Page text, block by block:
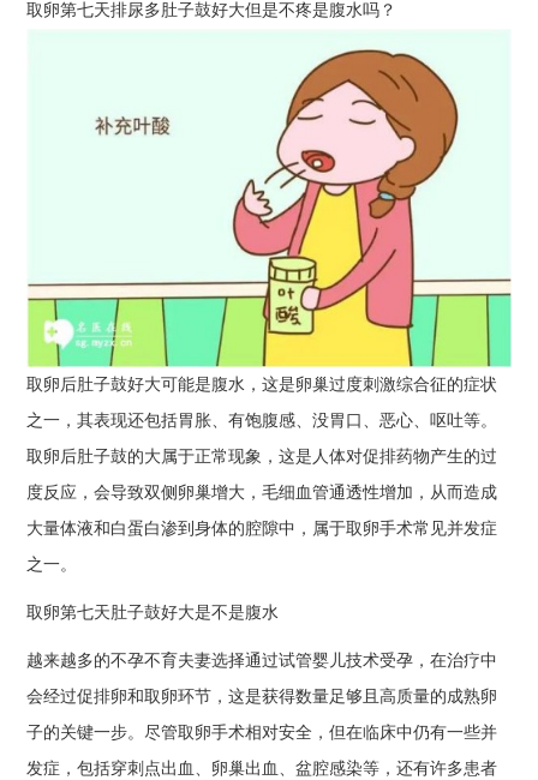
取卵第七天排尿多肚子鼓好大但是不疼是腹水吗？
取卵后肚子鼓好大可能是腹水，这是卵巢过度刺激综合征的症状
之一，其表现还包括胃胀、有饱腹感、没胃口、恶心、呕吐等。
取卵后肚子鼓的大属于正常现象，这是人体对促排药物产生的过
度反应，会导致双侧卵巢增大，毛细血管通透性增加，从而造成
大量体液和白蛋白渗到身体的腔隙中，属于取卵手术常见并发症
之一。
取卵第七天肚子鼓好大是不是腹水
越来越多的不孕不育夫妻选择通过试管婴儿技术受孕，在治疗中
会经过促排卵和取卵环节，这是获得数量足够且高质量的成熟卵
子的关键一步。尽管取卵手术相对安全，但在临床中仍有一些并
发症，包括穿刺点出血、卵巢出血、盆腔感染等，还有许多患者